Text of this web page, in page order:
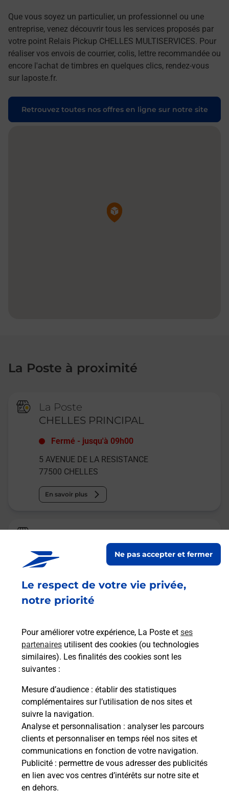
Le respect de votre vie privée,
notre priorité
Pour améliorer votre expérience, La Poste et ses
partenaires utilisent des cookies (ou technologies
similaires). Les finalités des cookies sont les
suivantes :
Mesure d’audience : établir des statistiques
complémentaires sur l’utilisation de nos sites et
suivre la navigation.
Analyse et personnalisation : analyser les parcours
clients et personnaliser en temps réel nos sites et
communications en fonction de votre navigation.
Publicité : permettre de vous adresser des publicités
en lien avec vos centres d’intérêts sur notre site et
en dehors.
Ne pas accepter et fermer
Que vous soyez un particulier, un professionnel ou une
entreprise, venez découvrir tous les services proposés par
votre point Relais Pickup CHELLES MULTISERVICES. Pour
réaliser vos envois de courrier, colis, lettre recommandée ou
encore l'achat de timbres en quelques clics, rendez-vous
sur laposte.fr.
Retrouvez toutes nos offres en ligne sur notre site
Pin de la carte
La Poste à proximité
La Poste
CHELLES PRINCIPAL
Fermé - jusqu'à 09h00
5 AVENUE DE LA RESISTANCE
77500 CHELLES
En savoir plus
Relais Pickup
PROTEINES CENTER
jusqu'à 11h00
10 RUE GUSTAVE NAST
77500 CHELLES
Malin !
La Poste
en ligne
Ouvert 24h/24
En savoir plus